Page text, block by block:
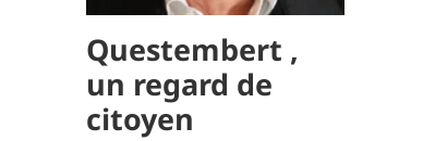
Questembert ,
un regard de
citoyen